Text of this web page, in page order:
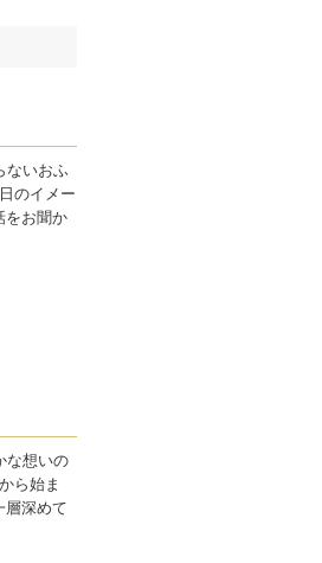
ないおふ
のイメー
をお聞か
な想いの
ら始ま
層深めて